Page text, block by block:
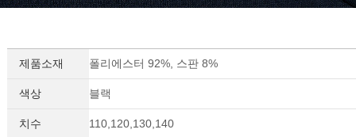
제품소재 폴리에스터 92%, 스판 8%
색상 블랙
치수 110,120,130,140